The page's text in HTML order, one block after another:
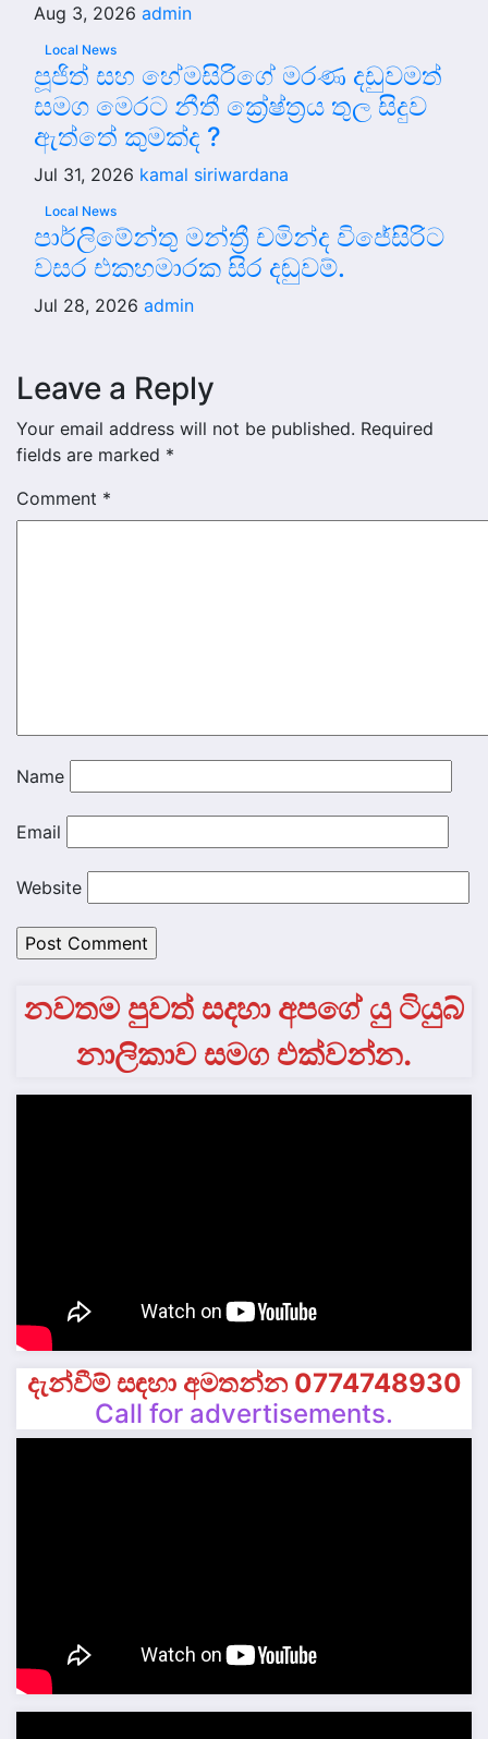
Aug 3, 2026 admin
Local News
පූජිත් සහ හේමසිරිගේ මරණ දඩුවමත්
සමග මෙරට නීතී ක්‍රේෂ්ත්‍රය තුල සිදුව
ඇත්තේ කුමක්ද ?
Jul 31, 2026 kamal siriwardana
Local News
පාර්ලිමේන්තු මන්ත්‍රී චමින්ද විජේසිරිට
වසර එකහමාරක සිර දඬුවම්.
Jul 28, 2026 admin
Leave a Reply
Your email address will not be published. Required
fields are marked *
Comment *
Name
Email
Website
නවතම පුවත් සදහා අපගේ යු ටියුබ්
නාලිකාව සමග එක්වන්න.
දැන්වීම් සඳහා අමතන්න 0774748930
Call for advertisements.